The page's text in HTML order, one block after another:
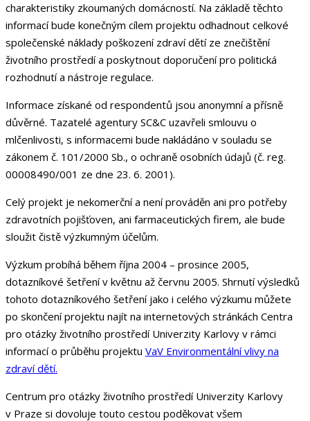
charakteristiky zkoumaných domácností. Na základě těchto
informací bude konečným cílem projektu odhadnout celkové
společenské náklady poškození zdraví dětí ze znečištění
životního prostředí a poskytnout doporučení pro politická
rozhodnutí a nástroje regulace.
Informace získané od respondentů jsou anonymní a přísně
důvěrné. Tazatelé agentury SC&C uzavřeli smlouvu o
mlčenlivosti, s informacemi bude nakládáno v souladu se
zákonem č. 101/2000 Sb., o ochraně osobních údajů (č. reg.
00008490/001 ze dne 23. 6. 2001).
Celý projekt je nekomerční a není prováděn ani pro potřeby
zdravotních pojišťoven, ani farmaceutických firem, ale bude
sloužit čistě výzkumným účelům.
Výzkum probíhá během října 2004 – prosince 2005,
dotazníkové šetření v květnu až červnu 2005. Shrnutí výsledků
tohoto dotazníkového šetření jako i celého výzkumu můžete
po skončení projektu najít na internetových stránkách Centra
pro otázky životního prostředí Univerzity Karlovy v rámci
informací o průběhu projektu VaV Environmentální vlivy na
zdraví dětí.
Centrum pro otázky životního prostředí Univerzity Karlovy
v Praze si dovoluje touto cestou poděkovat všem